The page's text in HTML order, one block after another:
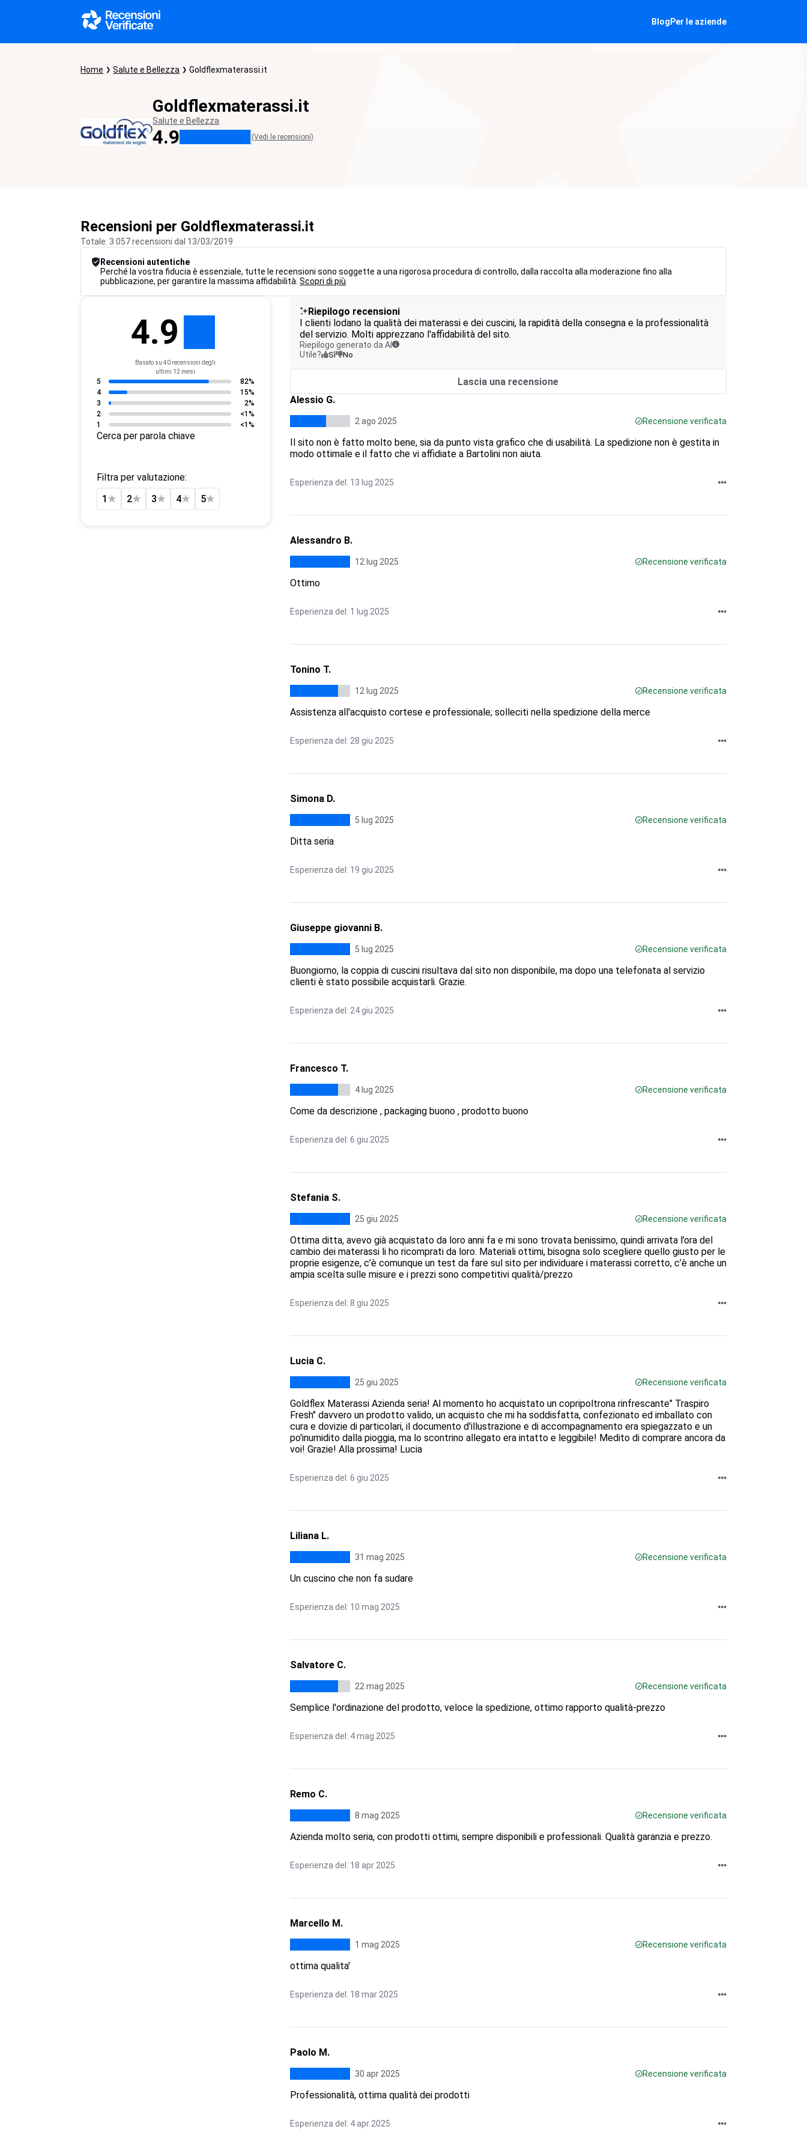
Blog Per le aziende
Home Salute e Bellezza Goldflexmaterassi.it
Goldflexmaterassi.it
Salute e Bellezza
4.9 (Vedi le recensioni)
Recensioni per Goldflexmaterassi.it
Totale: 3 057 recensioni dal 13/03/2019
Recensioni autentiche
Perché la vostra fiducia è essenziale, tutte le recensioni sono soggette a una rigorosa procedura di controllo, dalla raccolta alla moderazione fino alla
pubblicazione, per garantire la massima affidabilità.Scopri di più
4.9
Basato su 40 recensioni degli
ultimi 12 mesi
5
82%
4
15%
3
2%
2
<1%
1
<1%
Cerca per parola chiave
Filtra per valutazione:
1 ★ 2★ 3★ 4★ 5★
Riepilogo recensioni
I clienti lodano la qualità dei materassi e dei cuscini, la rapidità della consegna e la professionalità
del servizio. Molti apprezzano l'affidabilità del sito.
Riepilogo generato da AI
Utile?
Sì No
Lascia una recensione
Alessio G.
2 ago 2025 Recensione verificata
Il sito non è fatto molto bene, sia da punto vista grafico che di usabilità. La spedizione non è gestita in
modo ottimale e il fatto che vi affidiate a Bartolini non aiuta.
Esperienza del: 13 lug 2025
Alessandro B.
12 lug 2025 Recensione verificata
Ottimo
Esperienza del: 1 lug 2025
Tonino T.
12 lug 2025 Recensione verificata
Assistenza all'acquisto cortese e professionale; solleciti nella spedizione della merce
Esperienza del: 28 giu 2025
Simona D.
5 lug 2025 Recensione verificata
Ditta seria
Esperienza del: 19 giu 2025
Giuseppe giovanni B.
5 lug 2025 Recensione verificata
Buongiorno, la coppia di cuscini risultava dal sito non disponibile, ma dopo una telefonata al servizio
clienti è stato possibile acquistarli. Grazie.
Esperienza del: 24 giu 2025
Francesco T.
4 lug 2025 Recensione verificata
Come da descrizione , packaging buono , prodotto buono
Esperienza del: 6 giu 2025
Stefania S.
25 giu 2025 Recensione verificata
Ottima ditta, avevo già acquistato da loro anni fa e mi sono trovata benissimo, quindi arrivata l’ora del
cambio dei materassi li ho ricomprati da loro. Materiali ottimi, bisogna solo scegliere quello giusto per le
proprie esigenze, c’è comunque un test da fare sul sito per individuare i materassi corretto, c’è anche un
ampia scelta sulle misure e i prezzi sono competitivi qualità/prezzo
Esperienza del: 8 giu 2025
Lucia C.
25 giu 2025 Recensione verificata
Goldflex Materassi Azienda seria! Al momento ho acquistato un copripoltrona rinfrescante" Traspiro
Fresh" davvero un prodotto valido, un acquisto che mi ha soddisfatta, confezionato ed imballato con
cura e dovizie di particolari, il documento d'illustrazione e di accompagnamento era spiegazzato e un
po'inumidito dalla pioggia, ma lo scontrino allegato era intatto e leggibile! Medito di comprare ancora da
voi! Grazie! Alla prossima! Lucia
Esperienza del: 6 giu 2025
Liliana L.
31 mag 2025 Recensione verificata
Un cuscino che non fa sudare
Esperienza del: 10 mag 2025
Salvatore C.
22 mag 2025 Recensione verificata
Semplice l'ordinazione del prodotto, veloce la spedizione, ottimo rapporto qualità-prezzo
Esperienza del: 4 mag 2025
Remo C.
8 mag 2025 Recensione verificata
Azienda molto seria, con prodotti ottimi, sempre disponibili e professionali. Qualità garanzia e prezzo.
Esperienza del: 18 apr 2025
Marcello M.
1 mag 2025 Recensione verificata
ottima qualita'
Esperienza del: 18 mar 2025
Paolo M.
30 apr 2025 Recensione verificata
Professionalità, ottima qualità dei prodotti
Esperienza del: 4 apr 2025